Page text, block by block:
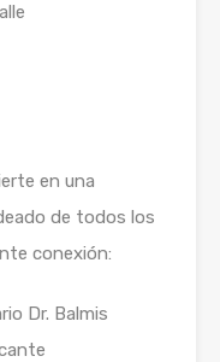
en una
de todos los
conexión:
Dr. Balmis